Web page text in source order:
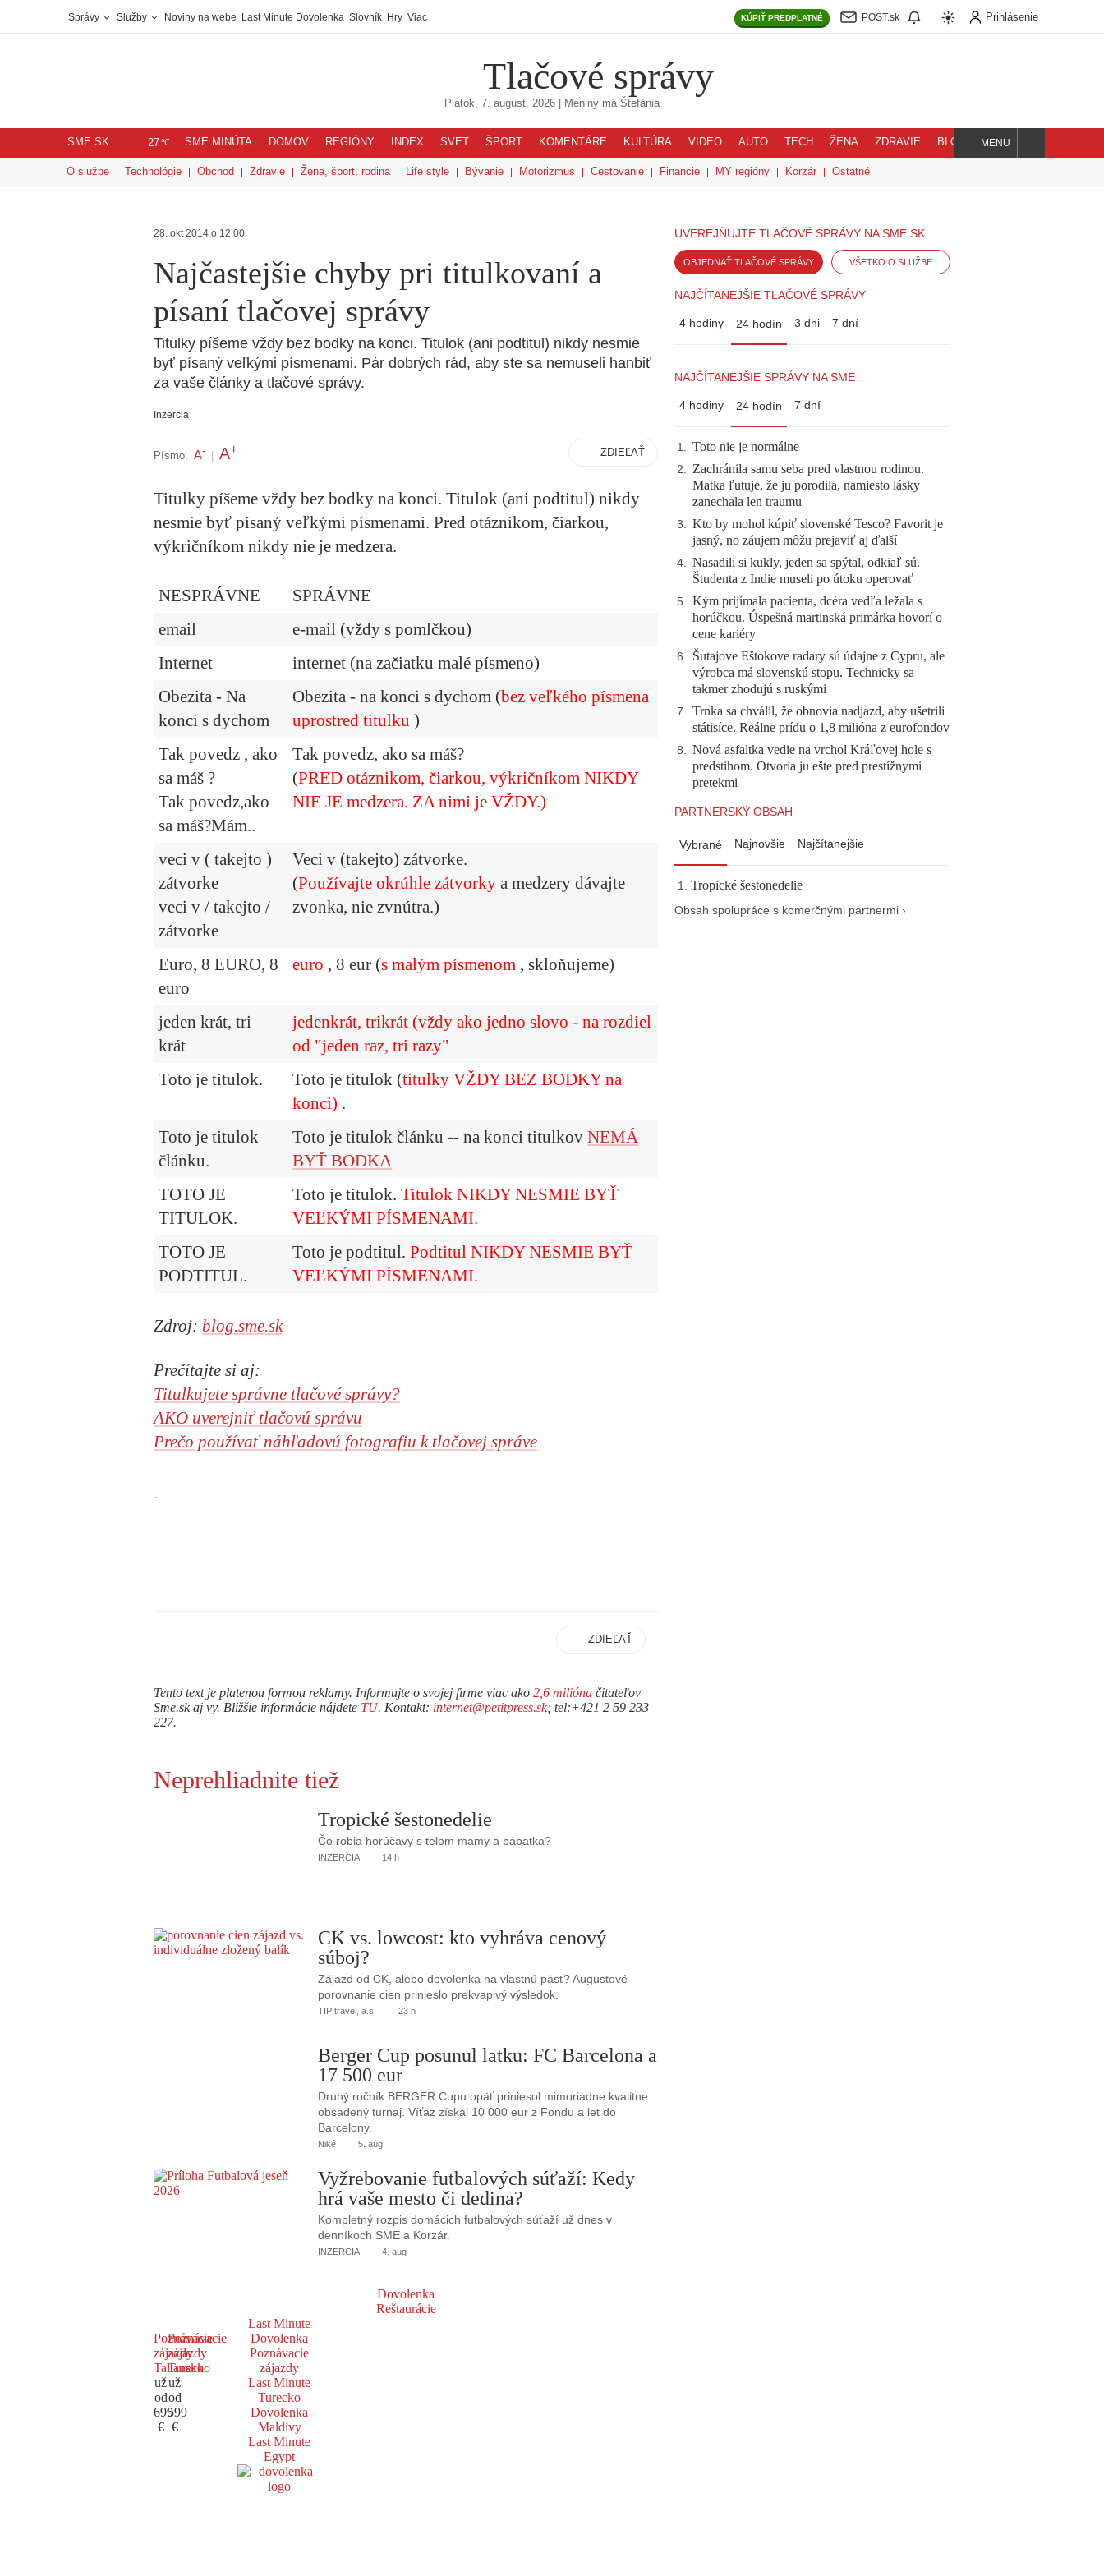
Správy Služby Noviny na webe Last Minute Dovolenka Slovník Hry Viac KÚPIŤ PREDPLATNÉ POST.sk Prihlásenie
Tlačové správy
Piatok, 7. august, 2026 | Meniny má Štefánia
SME.SK 27℃ SME MINÚTA DOMOV REGIÓNY INDEX SVET ŠPORT KOMENTÁRE KULTÚRA VIDEO AUTO TECH ŽENA ZDRAVIE BLOG
Hľadaj
MENU
O službe Technológie Obchod Zdravie Žena, šport, rodina Life style Bývanie Motorizmus Cestovanie Financie MY regióny Korzár Ostatné
28. okt 2014 o 12:00
Najčastejšie chyby pri titulkovaní a
písaní tlačovej správy
Titulky píšeme vždy bez bodky na konci. Titulok (ani podtitul) nikdy nesmie
byť písaný veľkými písmenami. Pár dobrých rád, aby ste sa nemuseli hanbiť
za vaše články a tlačové správy.
Inzercia
Písmo: A- A+ ZDIEĽAŤ
Titulky píšeme vždy bez bodky na konci. Titulok (ani podtitul) nikdy
nesmie byť písaný veľkými písmenami. Pred otáznikom, čiarkou,
výkričníkom nikdy nie je medzera.
NESPRÁVNE
SPRÁVNE
email
e-mail (vždy s pomlčkou)
Internet
internet (na začiatku malé písmeno)
Obezita - Na
konci s dychom
Obezita - na konci s dychom (bez veľkého písmena
uprostred titulku )
Tak povedz , ako
sa máš ?
Tak povedz,ako
sa máš?Mám..
Tak povedz, ako sa máš?
(PRED otáznikom, čiarkou, výkričníkom NIKDY
NIE JE medzera. ZA nimi je VŽDY.)
veci v ( takejto )
zátvorke
veci v / takejto /
zátvorke
Veci v (takejto) zátvorke.
(Používajte okrúhle zátvorky a medzery dávajte
zvonka, nie zvnútra.)
Euro, 8 EURO, 8
euro
euro , 8 eur (s malým písmenom , skloňujeme)
jeden krát, tri
krát
jedenkrát, trikrát (vždy ako jedno slovo - na rozdiel
od "jeden raz, tri razy"
Toto je titulok.
Toto je titulok (titulky VŽDY BEZ BODKY na
konci) .
Toto je titulok
článku.
Toto je titulok článku -- na konci titulkovNEMÁ
BYŤ BODKA
TOTO JE
TITULOK.
Toto je titulok.Titulok NIKDY NESMIE BYŤ
VEĽKÝMI PÍSMENAMI.
TOTO JE
PODTITUL.
Toto je podtitul.PodtitulNIKDY NESMIE BYŤ
VEĽKÝMI PÍSMENAMI.
Zdroj: blog.sme.sk
Prečítajte si aj:
Titulkujete správne tlačové správy?
AKO uverejniť tlačovú správu
Prečo používať náhľadovú fotografiu k tlačovej správe
ZDIEĽAŤ
Tento text je platenou formou reklamy. Informujte o svojej firme viac ako 2,6 milióna čitateľov
Sme.sk aj vy. Bližšie informácie nájdete TU. Kontakt: internet@petitpress.sk; tel:+421 2 59 233
227.
UVEREJŇUJTE TLAČOVÉ SPRÁVY NA SME.SK
OBJEDNAŤ TLAČOVÉ SPRÁVY VŠETKO O SLUŽBE
NAJČÍTANEJŠIE TLAČOVÉ SPRÁVY
4 hodiny 24 hodín 3 dni 7 dní
NAJČÍTANEJŠIE SPRÁVY NA SME
4 hodiny 24 hodín 7 dní
1. Toto nie je normálne
2. Zachránila samu seba pred vlastnou rodinou.
Matka ľutuje, že ju porodila, namiesto lásky
zanechala len traumu
3. Kto by mohol kúpiť slovenské Tesco? Favorit je
jasný, no záujem môžu prejaviť aj ďalší
4. Nasadili si kukly, jeden sa spýtal, odkiaľ sú.
Študenta z Indie museli po útoku operovať
5. Kým prijímala pacienta, dcéra vedľa ležala s
horúčkou. Úspešná martinská primárka hovorí o
cene kariéry
6. Šutajove Eštokove radary sú údajne z Cypru, ale
výrobca má slovenskú stopu. Technicky sa
takmer zhodujú s ruskými
7. Trnka sa chválil, že obnovia nadjazd, aby ušetrili
státisíce. Reálne prídu o 1,8 milióna z eurofondov
8. Nová asfaltka vedie na vrchol Kráľovej hole s
predstihom. Otvoria ju ešte pred prestížnymi
pretekmi
PARTNERSKÝ OBSAH
Vybrané Najnovšie Najčítanejšie
Tropické šestonedelie
Obsah spolupráce s komerčnými partnermi ›
Neprehliadnite tiež
Tropické šestonedelie
Čo robia horúčavy s telom mamy a bábätka?
INZERCIA 14 h
CK vs. lowcost: kto vyhráva cenový
súboj?
Zájazd od CK, alebo dovolenka na vlastnú päsť? Augustové
porovnanie cien prinieslo prekvapivý výsledok.
TIP travel, a.s. 23 h
Berger Cup posunul latku: FC Barcelona a
17 500 eur
Druhý ročník BERGER Cupu opäť priniesol mimoriadne kvalitne
obsadený turnaj. Víťaz získal 10 000 eur z Fondu a let do
Barcelony.
Niké 5. aug
Vyžrebovanie futbalových súťaží: Kedy
hrá vaše mesto či dedina?
Kompletný rozpis domácich futbalových súťaží už dnes v
denníkoch SME a Korzár.
INZERCIA 4. aug
Dovolenka
Reštaurácie
Poznávacie
zájazdy
Taliansko
už
od
699
€
Poznávacie
zájazdy
Turecko
už
od
599
€
Last Minute
Dovolenka
Poznávacie
zájazdy
Last Minute
Turecko
Dovolenka
Maldivy
Last Minute
Egypt